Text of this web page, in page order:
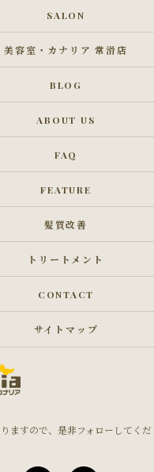
SALON
美容室・カナリア 常滑店
BLOG
ABOUT US
FAQ
FEATURE
髪質改善
トリートメント
CONTACT
サイトマップ
ますので、是非フォローしてくだ